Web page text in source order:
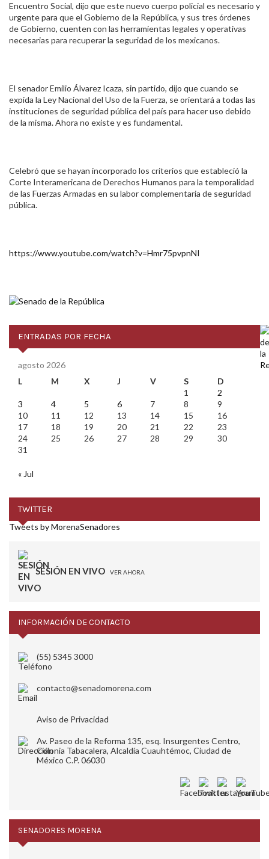
Encuentro Social, dijo que este nuevo cuerpo policial es necesario y
urgente para que el Gobierno de la República, y sus tres órdenes
de Gobierno, cuenten con las herramientas legales y operativas
necesarias para recuperar la seguridad de los mexicanos.
El senador Emilio Álvarez Icaza, sin partido, dijo que cuando se
expida la Ley Nacional del Uso de la Fuerza, se orientará a todas las
instituciones de seguridad pública del país para hacer uso debido
de la misma. Ahora no existe y es fundamental.
Celebró que se hayan incorporado los criterios que estableció la
Corte Interamericana de Derechos Humanos para la temporalidad
de las Fuerzas Armadas en su labor complementaria de seguridad
pública.
https://www.youtube.com/watch?v=Hmr75pvpnNI
ENTRADAS POR FECHA
agosto 2026
L
M X J V S
D
1
2
3
4 5 6 7 8
9
10
11 12 13 14 15
16
17
18 19 20 21 22
23
24
25 26 27 28 29
30
31
« Jul
TWITTER
Tweets by MorenaSenadores
SESIÓN EN VIVO VER AHORA
INFORMACIÓN DE CONTACTO
(55) 5345 3000
contacto@senadomorena.com
Aviso de Privacidad
Av. Paseo de la Reforma 135, esq. Insurgentes Centro,
Colonia Tabacalera, Alcaldía Cuauhtémoc, Ciudad de
México C.P. 06030
SENADORES MORENA